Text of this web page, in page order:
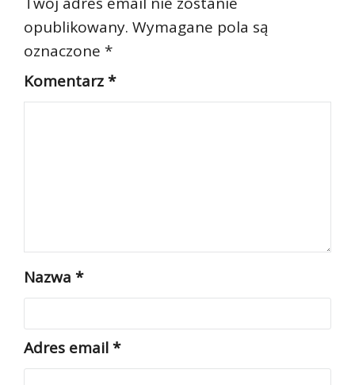
opublikowany. Wymagane pola są
oznaczone *
Komentarz*
Nazwa *
Adres email*